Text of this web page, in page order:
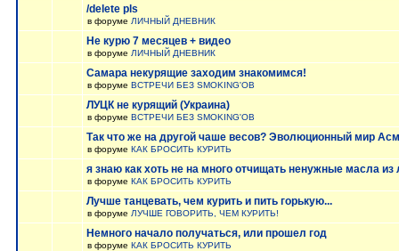
/delete pls
в форуме ЛИЧНЫЙ ДНЕВНИК
Не курю 7 месяцев + видео
в форуме ЛИЧНЫЙ ДНЕВНИК
Самара некурящие заходим знакомимся!
в форуме ВСТРЕЧИ БЕЗ SMOKING'OB
ЛУЦК не курящий (Украина)
в форуме ВСТРЕЧИ БЕЗ SMOKING'OB
Так что же на другой чаше весов? Эволюционный мир
в форуме КАК БРОСИТЬ КУРИТЬ
я знаю как хоть не на много отчищать ненужные масла из
в форуме КАК БРОСИТЬ КУРИТЬ
Лучше танцевать, чем курить и пить горькую...
в форуме ЛУЧШЕ ГОВОРИТЬ, ЧЕМ КУРИТЬ!
Немного начало получаться, или прошел год
в форуме КАК БРОСИТЬ КУРИТЬ